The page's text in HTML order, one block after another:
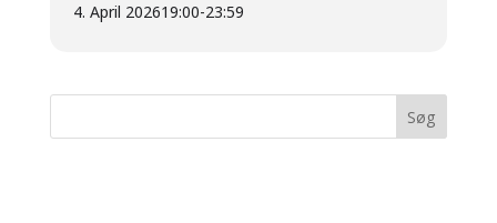
4. April 202619:00-23:59